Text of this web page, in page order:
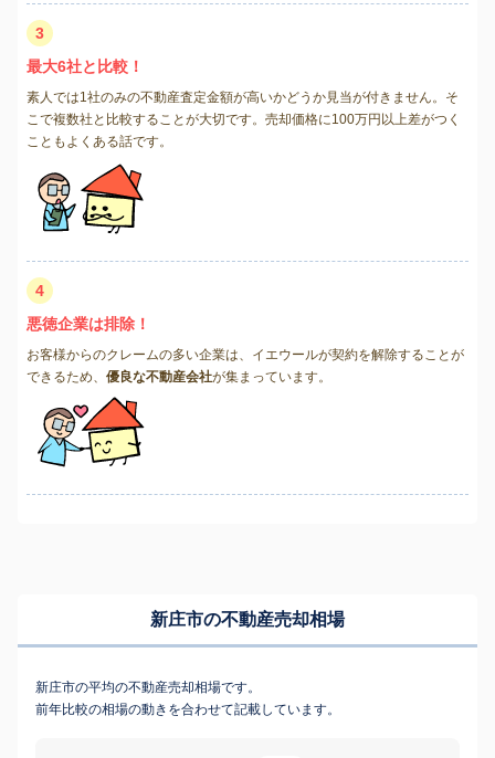
3
最大6社と比較！
素人では1社のみの不動産査定金額が高いかどうか見当が付きません。そ
こで複数社と比較することが大切です。売却価格に100万円以上差がつく
こともよくある話です。
4
悪徳企業は排除！
お客様からのクレームの多い企業は、イエウールが契約を解除することが
できるため、 優良な不動産会社が集まっています。
新庄市の不動産売却相場
新庄市の平均の不動産売却相場です。
前年比較の相場の動きを合わせて記載しています。